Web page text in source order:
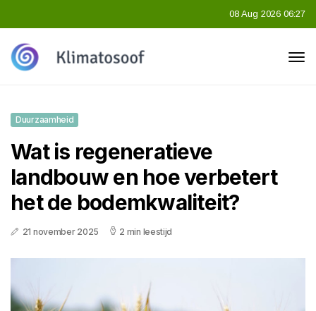
08 Aug 2026 06:27
Duurzaamheid
Wat is regeneratieve
landbouw en hoe verbetert
het de bodemkwaliteit?
21 november 2025 2 min leestijd